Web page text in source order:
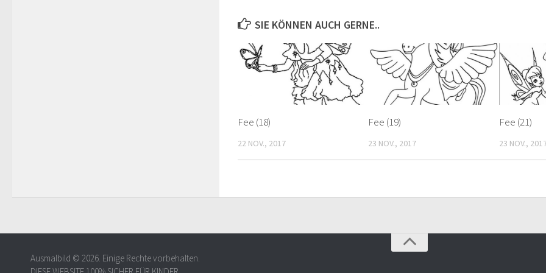
SIE KÖNNEN AUCH GERNE..
Fee (18)
22 NOV., 2017
Fee (19)
23 NOV., 2017
Fee (21)
23 NOV.,
Ausmalbild © 2026. Einige Rechte vorbehalten.